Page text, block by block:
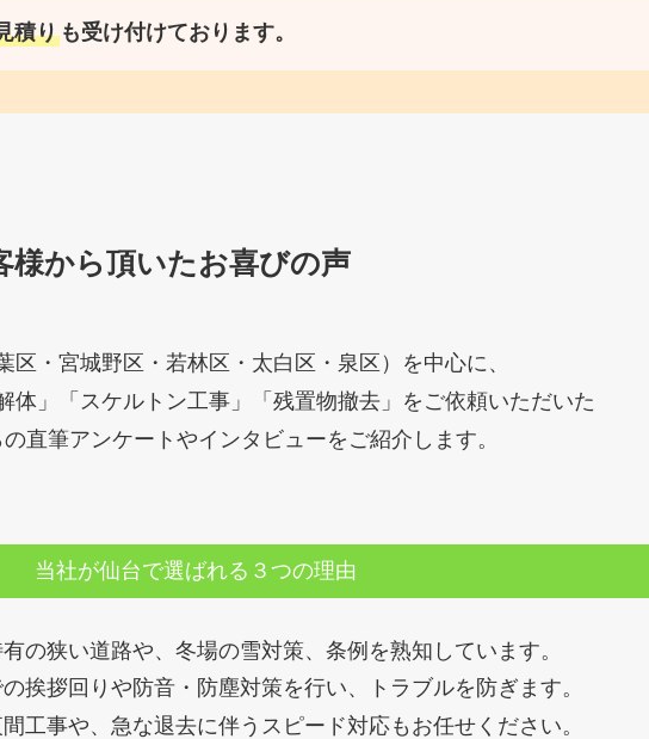
積りも受け付けております。
様から頂いたお喜びの声
区・宮城野区・若林区・太白区・泉区）を中心に、
体」「スケルトン工事」「残置物撤去」をご依頼いただいた
直筆アンケートやインタビューをご紹介します。
当社が仙台で選ばれる３つの理由
の狭い道路や、冬場の雪対策、条例を熟知しています。
挨拶回りや防音・防塵対策を行い、トラブルを防ぎます。
工事や、急な退去に伴うスピード対応もお任せください。